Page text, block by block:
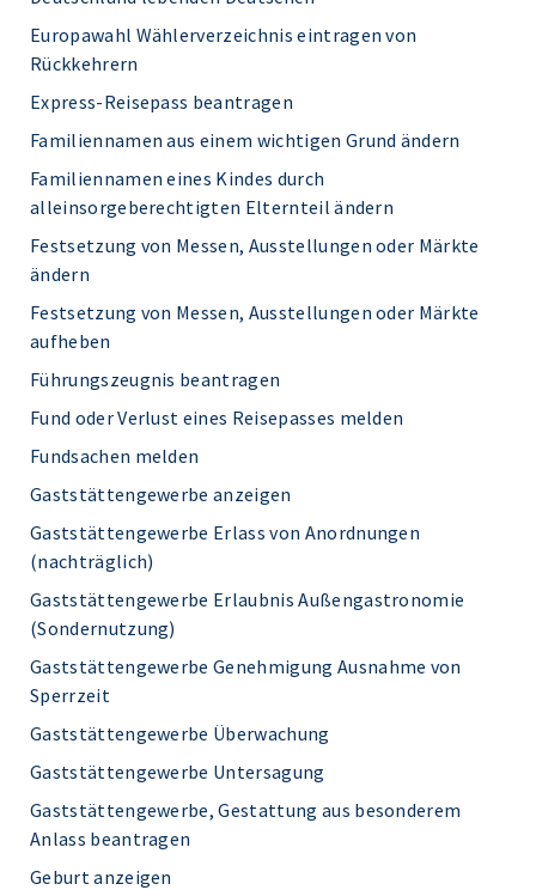
Europawahl Wählerverzeichnis eintragen von
Rückkehrern
Express-Reisepass beantragen
Familiennamen aus einem wichtigen Grund ändern
Familiennamen eines Kindes durch
alleinsorgeberechtigten Elternteil ändern
Festsetzung von Messen, Ausstellungen oder Märkte
ändern
Festsetzung von Messen, Ausstellungen oder Märkte
aufheben
Führungszeugnis beantragen
Fund oder Verlust eines Reisepasses melden
Fundsachen melden
Gaststättengewerbe anzeigen
Gaststättengewerbe Erlass von Anordnungen
(nachträglich)
Gaststättengewerbe Erlaubnis Außengastronomie
(Sondernutzung)
Gaststättengewerbe Genehmigung Ausnahme von
Sperrzeit
Gaststättengewerbe Überwachung
Gaststättengewerbe Untersagung
Gaststättengewerbe, Gestattung aus besonderem
Anlass beantragen
Geburt anzeigen